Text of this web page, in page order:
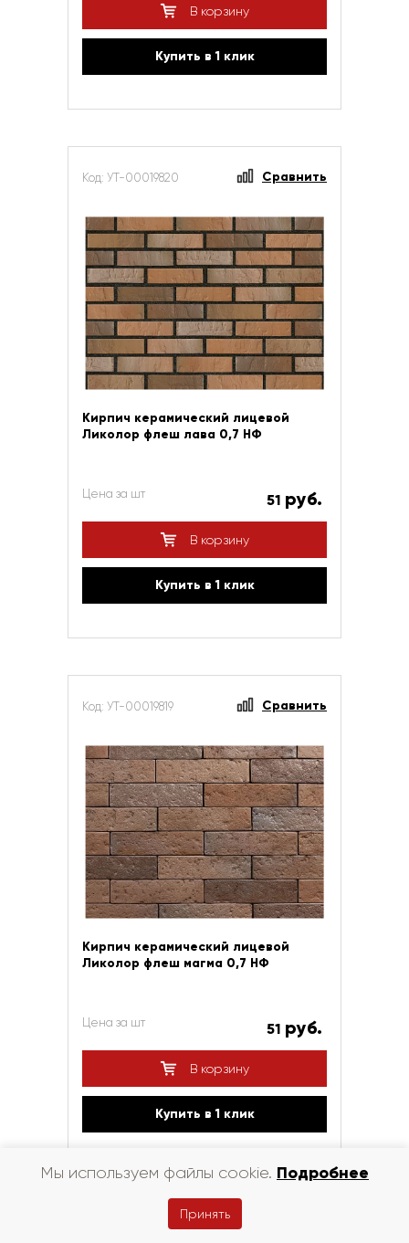
В корзину
Купить в 1 клик
Код: УТ-00019820 Сравнить
Кирпич керамический лицевой
Ликолор флеш лава 0,7 НФ
Цена за шт 51 руб.
В корзину
Купить в 1 клик
Код: УТ-00019819 Сравнить
Кирпич керамический лицевой
Ликолор флеш магма 0,7 НФ
Цена за шт 51 руб.
В корзину
Купить в 1 клик
Мы используем файлы cookie. Подробнее
Принять